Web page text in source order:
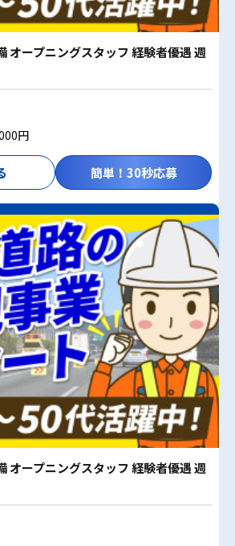
オープニングスタッフ 経験者優遇 週
円
簡単！30秒応募
オープニングスタッフ 経験者優遇 週